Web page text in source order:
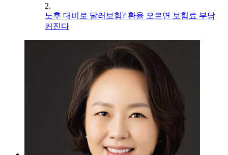
2.
노후 대비로 달러보험? 환율 오르면 보험료 부담
커진다